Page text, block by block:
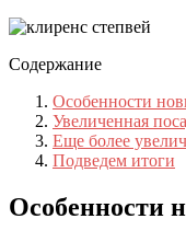
Содержание
Особенности
Увеличенная
Еще более
Подведем итоги
Особенности